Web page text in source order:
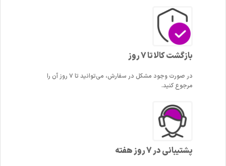
تومان
بازگشت کالا تا 7 روز
در صورت وجود مشکل در سفارش، می‌توانید تا ۷ روز آن را
مرجوع کنید.
پشتیبانی در 7 روز هفته